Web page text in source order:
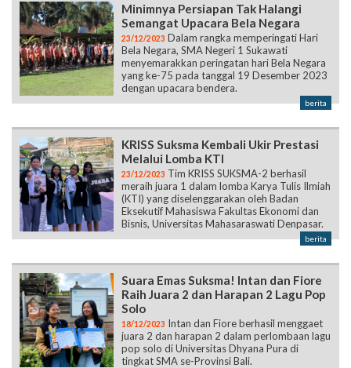
Minimnya Persiapan Tak Halangi
Semangat Upacara Bela Negara
23/12/2023 Dalam rangka memperingati Hari
Bela Negara, SMA Negeri 1 Sukawati
menyemarakkan peringatan hari Bela Negara
yang ke-75 pada tanggal 19 Desember 2023
dengan upacara bendera.
berita
KRISS Suksma Kembali Ukir Prestasi
Melalui Lomba KTI
23/12/2023 Tim KRISS SUKSMA-2 berhasil
meraih juara 1 dalam lomba Karya Tulis Ilmiah
(KTI) yang diselenggarakan oleh Badan
Eksekutif Mahasiswa Fakultas Ekonomi dan
Bisnis, Universitas Mahasaraswati Denpasar.
berita
Suara Emas Suksma! Intan dan Fiore
Raih Juara 2 dan Harapan 2 Lagu Pop
Solo
18/12/2023 Intan dan Fiore berhasil menggaet
juara 2 dan harapan 2 dalam perlombaan lagu
pop solo di Universitas Dhyana Pura di
tingkat SMA se-Provinsi Bali.